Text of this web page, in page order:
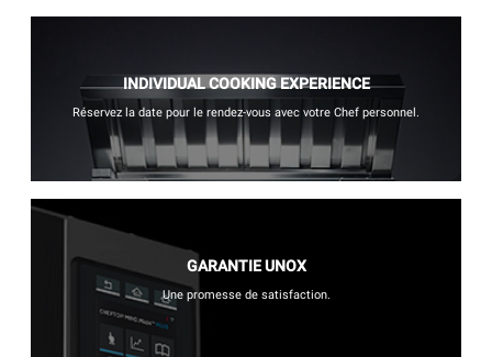
INDIVIDUAL COOKING EXPERIENCE
Réservez la date pour le rendez-vous avec votre Chef personnel.
GARANTIE UNOX
Une promesse de satisfaction.